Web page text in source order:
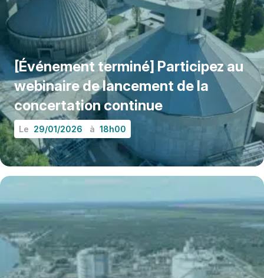
[Événement terminé] Participez au
webinaire de lancement de la
concertation continue
Le 29/01/2026 à 18h00
EN SAVOIR PLUS